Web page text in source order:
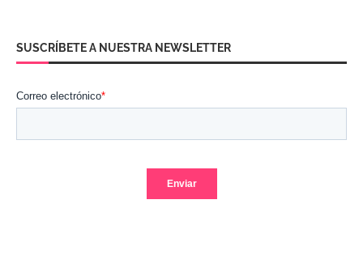
SUSCRÍBETE A NUESTRA NEWSLETTER